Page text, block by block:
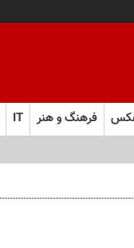
فرهنگ و هنر IT